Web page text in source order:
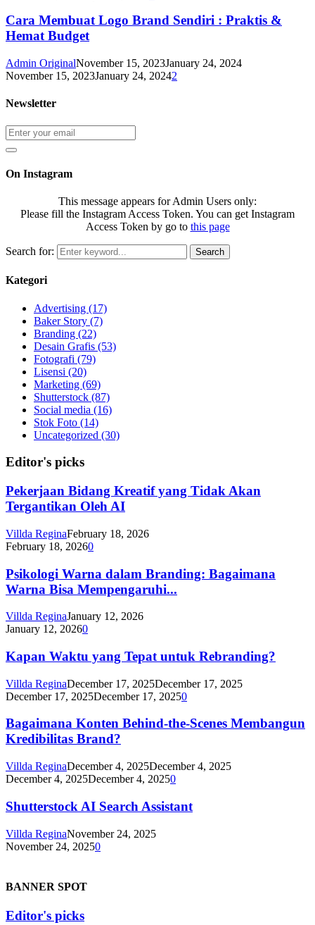
Cara Membuat Logo Brand Sendiri : Praktis &
Hemat Budget
Admin OriginalNovember 15, 2023January 24, 2024
November 15, 2023January 24, 20242
Newsletter
On Instagram
This message appears for Admin Users only:
Please fill the Instagram Access Token. You can get Instagram
Access Token by go to this page
Search for: Search
Kategori
Advertising (17)
Baker Story (7)
Branding (22)
Desain Grafis (53)
Fotografi (79)
Lisensi (20)
Marketing (69)
Shutterstock (87)
Social media (16)
Stok Foto (14)
Uncategorized (30)
Editor's picks
Pekerjaan Bidang Kreatif yang Tidak Akan
Tergantikan Oleh AI
Villda ReginaFebruary 18, 2026
February 18, 20260
Psikologi Warna dalam Branding: Bagaimana
Warna Bisa Mempengaruhi...
Villda ReginaJanuary 12, 2026
January 12, 20260
Kapan Waktu yang Tepat untuk Rebranding?
Villda ReginaDecember 17, 2025December 17, 2025
December 17, 2025December 17, 20250
Bagaimana Konten Behind-the-Scenes Membangun
Kredibilitas Brand?
Villda ReginaDecember 4, 2025December 4, 2025
December 4, 2025December 4, 20250
Shutterstock AI Search Assistant
Villda ReginaNovember 24, 2025
November 24, 20250
BANNER SPOT
Editor's picks